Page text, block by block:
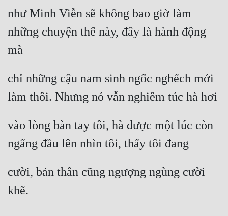
Đông Phương
Đông Phương Huyền Huyễn
Đồng Nhân
Cẩu Đạo Trường Sinh
Vô Địch Lưu
Xây Dựng Thế Lực
như Minh Viễn sẽ không bao giờ làm
những chuyện thế này, đây là hành động
mà
chỉ những cậu nam sinh ngốc nghếch mới
làm thôi. Nhưng nó vẫn nghiêm túc hà hơi
vào lòng bàn tay tôi, hà được một lúc còn
ngẩng đầu lên nhìn tôi, thấy tôi đang
cười, bản thân cũng ngượng ngùng cười
khẽ.